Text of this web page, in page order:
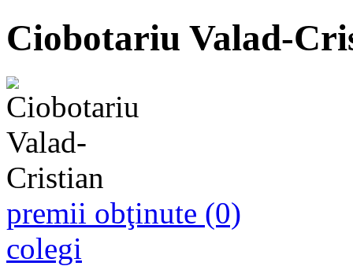
Ciobotariu Valad-
premii obţinute (0)
colegi